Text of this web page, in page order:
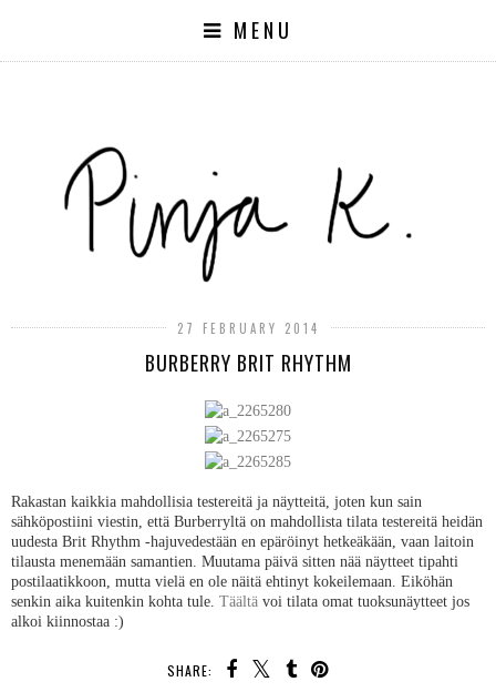
MENU
27 FEBRUARY 2014
BURBERRY BRIT RHYTHM
Rakastan kaikkia mahdollisia testereitä ja näytteitä, joten kun sain
sähköpostiini viestin, että Burberryltä on mahdollista tilata testereitä heidän
uudesta Brit Rhythm -hajuvedestään en epäröinyt hetkeäkään, vaan laitoin
tilausta menemään samantien. Muutama päivä sitten nää näytteet tipahti
postilaatikkoon, mutta vielä en ole näitä ehtinyt kokeilemaan. Eiköhän
senkin aika kuitenkin kohta tule. Täältä voi tilata omat tuoksunäytteet jos
alkoi kiinnostaa :)
SHARE: